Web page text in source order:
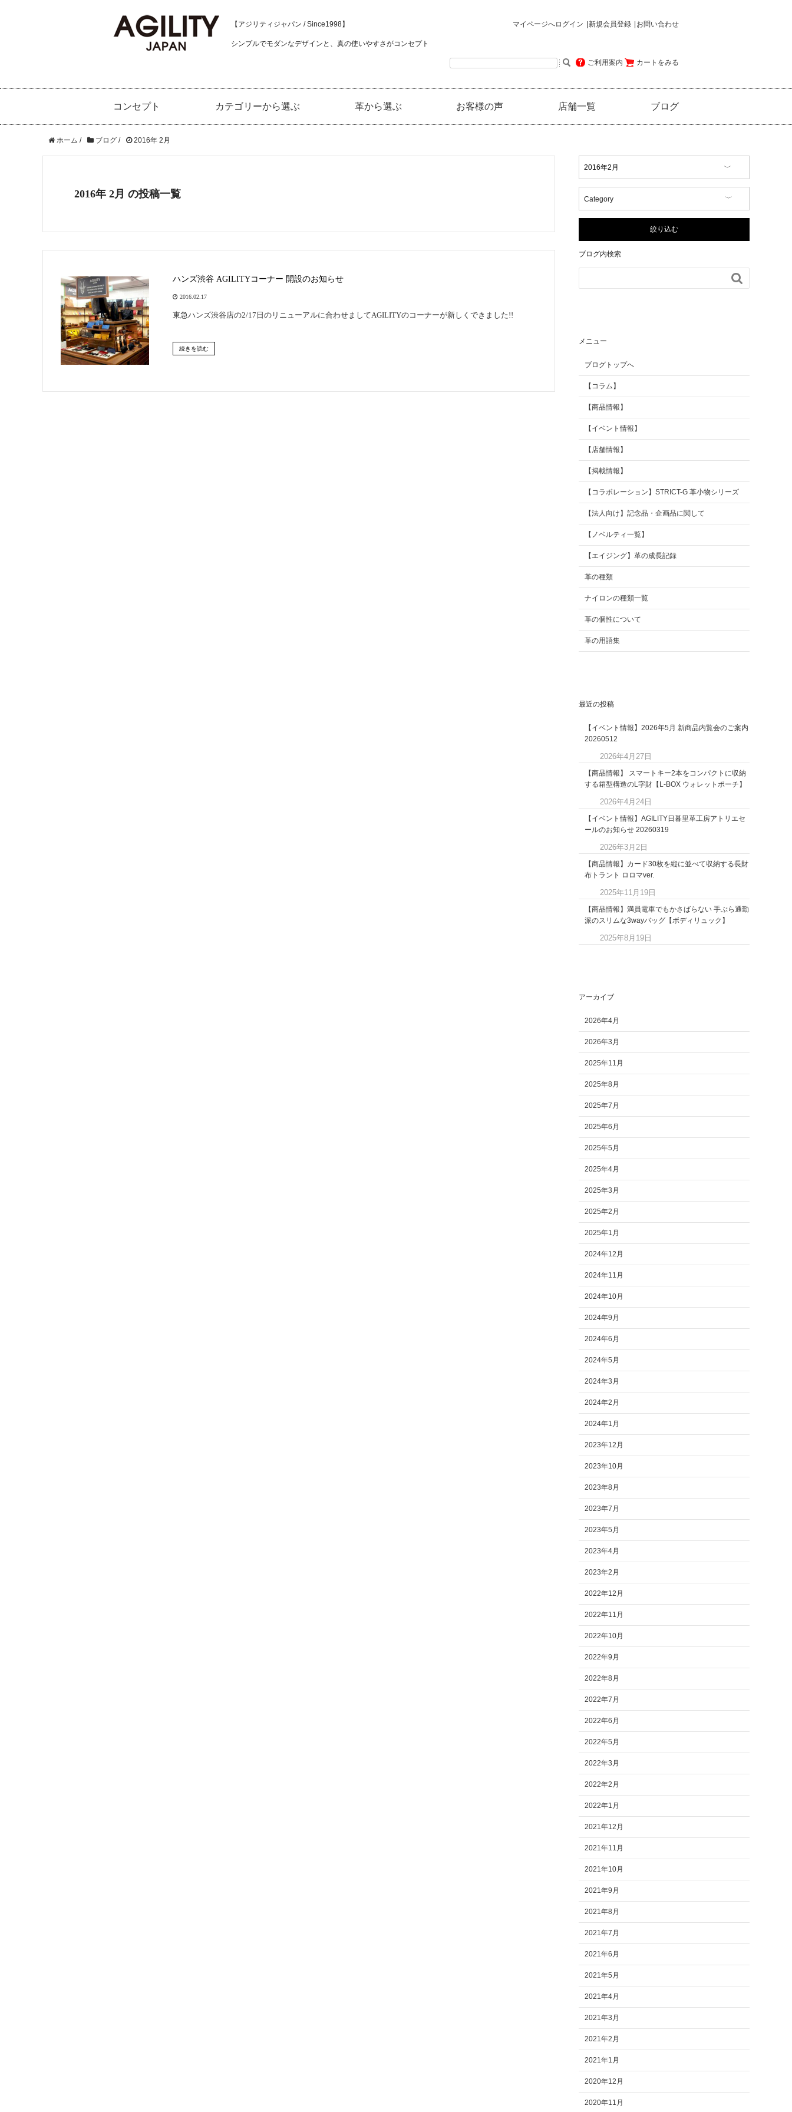
【アジリティジャパン / Since1998】
シンプルでモダンなデザインと、真の使いやすさがコンセプト
マイページへログイン 新規会員登録 お問い合わせ
ご利用案内 カートをみる
コンセプト カテゴリーから選ぶ 革から選ぶ お客様の声 店舗一覧 ブログ
ホーム / ブログ / 2016年 2月
2016年 2月 の投稿一覧
ハンズ渋谷 AGILITYコーナー 開設のお知らせ
2016.02.17
東急ハンズ渋谷店の2/17日のリニューアルに合わせましてAGILITYのコーナーが新しくできました!!
続きを読む
Category
【商品情報】
AGILITY Affa(アジリテ
ィ アファ)
絞り込む
ブログ内検索

メニュー
ブログトップへ
【コラム】
【商品情報】
【イベント情報】
【店舗情報】
【掲載情報】
【コラボレーション】STRICT-G 革小物シリーズ
【法人向け】記念品・企画品に関して
【ノベルティ一覧】
【エイジング】革の成長記録
革の種類
ナイロンの種類一覧
革の個性について
革の用語集
最近の投稿
【イベント情報】2026年5月 新商品内覧会のご案内
20260512
2026年4月27日
【商品情報】 スマートキー2本をコンパクトに収納
する箱型構造のL字財【L-BOX ウォレットポーチ】
2026年4月24日
【イベント情報】AGILITY日暮里革工房アトリエセ
ールのお知らせ 20260319
2026年3月2日
【商品情報】カード30枚を縦に並べて収納する長財
布トラント ロロマver.
2025年11月19日
【商品情報】満員電車でもかさばらない 手ぶら通勤
派のスリムな3wayバッグ【ボディリュック】
2025年8月19日
アーカイブ
2026年4月
2026年3月
2025年11月
2025年8月
2025年7月
2025年6月
2025年5月
2025年4月
2025年3月
2025年2月
2025年1月
2024年12月
2024年11月
2024年10月
2024年9月
2024年6月
2024年5月
2024年3月
2024年2月
2024年1月
2023年12月
2023年10月
2023年8月
2023年7月
2023年5月
2023年4月
2023年2月
2022年12月
2022年11月
2022年10月
2022年9月
2022年8月
2022年7月
2022年6月
2022年5月
2022年3月
2022年2月
2022年1月
2021年12月
2021年11月
2021年10月
2021年9月
2021年8月
2021年7月
2021年6月
2021年5月
2021年4月
2021年3月
2021年2月
2021年1月
2020年12月
2020年11月